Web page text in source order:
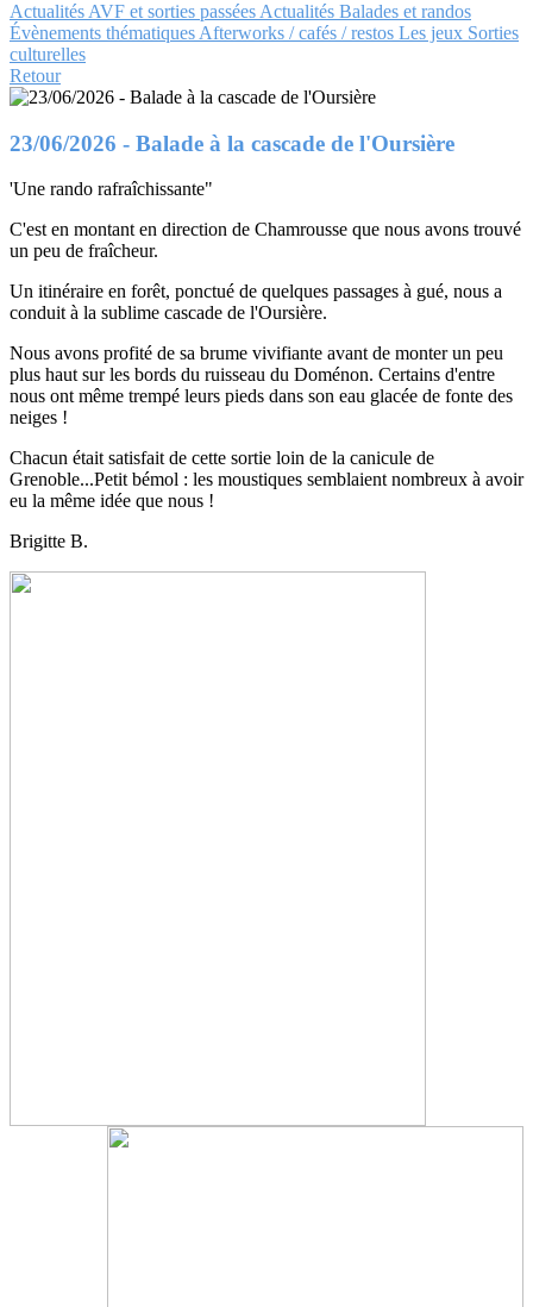
Actualités AVF et sorties passées Actualités Balades et randos
Évènements thématiques Afterworks / cafés / restos Les jeux Sorties
culturelles
Retour
23/06/2026 - Balade à la cascade de l'Oursière
'Une rando rafraîchissante"
C'est en montant en direction de Chamrousse que nous avons trouvé
un peu de fraîcheur.
Un itinéraire en forêt, ponctué de quelques passages à gué, nous a
conduit à la sublime cascade de l'Oursière.
Nous avons profité de sa brume vivifiante avant de monter un peu
plus haut sur les bords du ruisseau du Doménon. Certains d'entre
nous ont même trempé leurs pieds dans son eau glacée de fonte des
neiges !
Chacun était satisfait de cette sortie loin de la canicule de
Grenoble...Petit bémol : les moustiques semblaient nombreux à avoir
eu la même idée que nous !
Brigitte B.